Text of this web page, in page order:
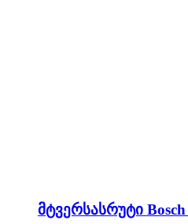
მტვერსასრუტი